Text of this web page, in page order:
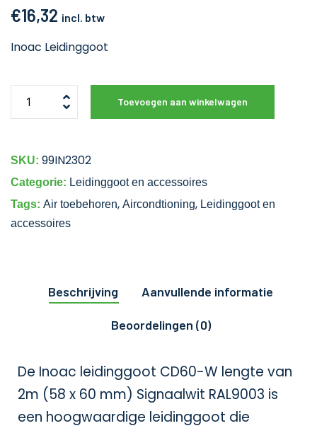
€16,32 incl. btw
Inoac Leidinggoot
Toevoegen aan winkelwagen
SKU: 99IN2302
Categorie: Leidinggoot en accessoires
Tags: Air toebehoren, Aircondtioning, Leidinggoot en
accessoires
Beschrijving Aanvullende informatie
Beoordelingen (0)
De Inoac leidinggoot CD60-W lengte van
2m (58 x 60 mm) Signaalwit RAL9003 is
een hoogwaardige leidinggoot die